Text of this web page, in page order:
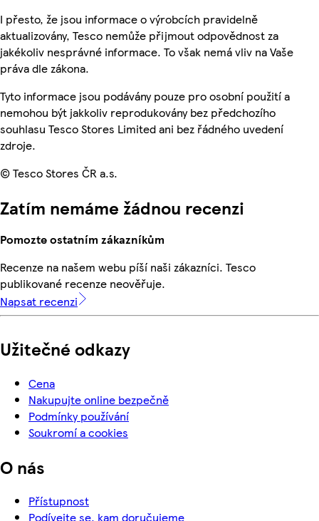
I přesto, že jsou informace o výrobcích pravidelně
aktualizovány, Tesco nemůže přijmout odpovědnost za
jakékoliv nesprávné informace. To však nemá vliv na Vaše
práva dle zákona.
Tyto informace jsou podávány pouze pro osobní použití a
nemohou být jakkoliv reprodukovány bez předchozího
souhlasu Tesco Stores Limited ani bez řádného uvedení
zdroje.
© Tesco Stores ČR a.s.
Zatím nemáme žádnou recenzi
Pomozte ostatním zákazníkům
Recenze na našem webu píší naši zákazníci. Tesco
publikované recenze neověřuje.
Napsat recenzi
Užitečné odkazy
Cena
Nakupujte online bezpečně
Podmínky používání
Soukromí a cookies
O nás
Přístupnost
Podívejte se, kam doručujeme